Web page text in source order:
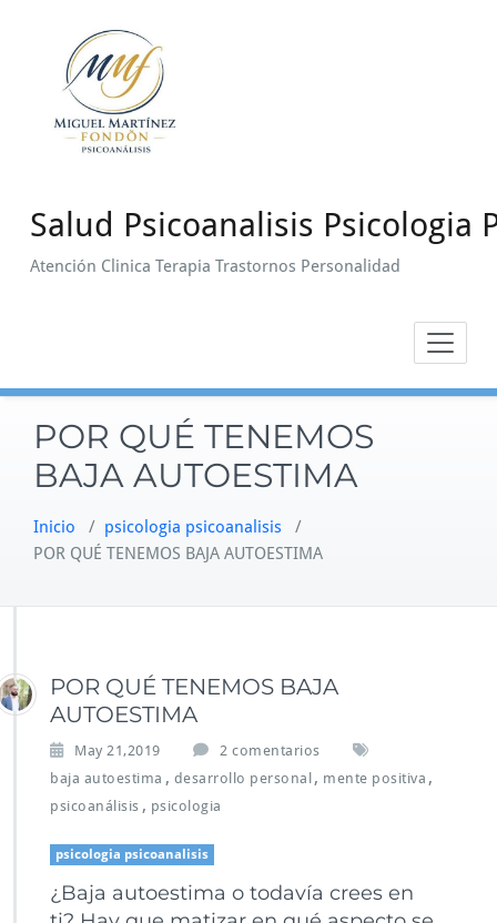
contenido
Salud Psicoanalisis Psicologia
Atención Clinica Terapia Trastornos Personalidad
POR QUÉ TENEMOS
BAJA AUTOESTIMA
Inicio / psicologia psicoanalisis /
POR QUÉ TENEMOS BAJA AUTOESTIMA
POR QUÉ TENEMOS BAJA
AUTOESTIMA
May 21,2019 2 comentarios
n
É
baja autoestima , desarrollo personal , mente positiva ,
psicoanálisis , psicologia
psicologia psicoanalisis
¿Baja autoestima o todavía crees en